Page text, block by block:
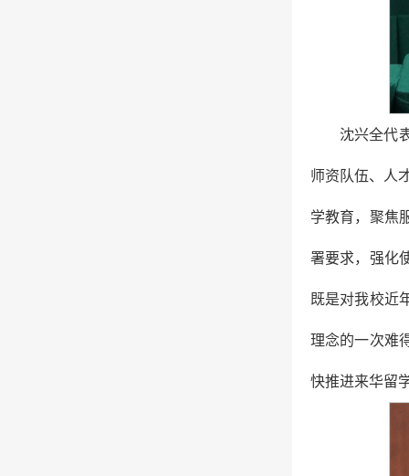
沈兴全代
师资队伍、人
学教育，聚焦
署要求，强化
既是对我校近
理念的一次难
快推进来华留